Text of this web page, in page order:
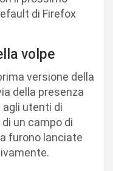
di Firefox
volpe
versione della
della presenza
agli utenti di
un campo di
furono lanciate